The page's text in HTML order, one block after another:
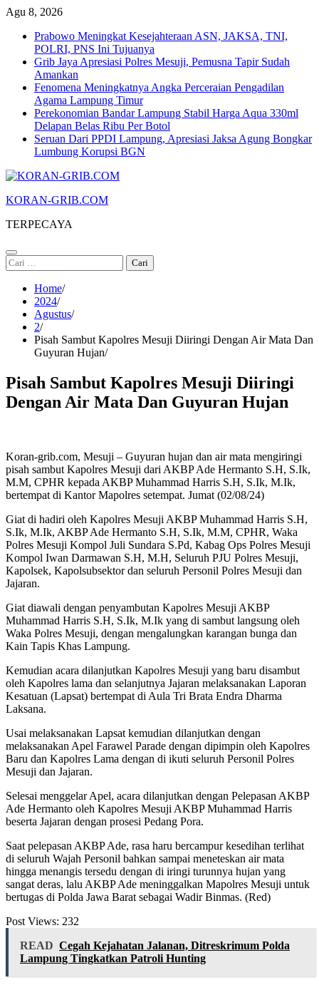
Skip
content
Agu 8, 2026
Prabowo Meningkat Kesejahteraan ASN, JAKSA, TNI,
POLRI, PNS Ini Tujuanya
Grib Jaya Apresiasi Polres Mesuji, Pemusna Tapir Sudah
Amankan
Fenomena Meningkatnya Angka Perceraian Pengadilan
Agama Lampung Timur
Perekonomian Bandar Lampung Stabil Harga Aqua 330ml
Delapan Belas Ribu Per Botol
Seruan Dari PPDI Lampung, Apresiasi Jaksa Agung Bongkar
Lumbung Korupsi BGN
KORAN-GRIB.COM
TERPECAYA
Cari
untuk:
Home
2024
Agustus
2
Pisah Sambut Kapolres Mesuji Diiringi Dengan Air Mata Dan
Guyuran Hujan
Pisah Sambut Kapolres Mesuji Diiringi
Dengan Air Mata Dan Guyuran Hujan
Koran-grib.com, Mesuji – Guyuran hujan dan air mata mengiringi
pisah sambut Kapolres Mesuji dari AKBP Ade Hermanto S.H, S.Ik,
M.M, CPHR kepada AKBP Muhammad Harris S.H, S.Ik, M.Ik,
bertempat di Kantor Mapolres setempat. Jumat (02/08/24)
Giat di hadiri oleh Kapolres Mesuji AKBP Muhammad Harris S.H,
S.Ik, M.Ik, AKBP Ade Hermanto S.H, S.Ik, M.M, CPHR, Waka
Polres Mesuji Kompol Juli Sundara S.Pd, Kabag Ops Polres Mesuji
Kompol Iwan Darmawan S.H, M.H, Seluruh PJU Polres Mesuji,
Kapolsek, Kapolsubsektor dan seluruh Personil Polres Mesuji dan
Jajaran.
Giat diawali dengan penyambutan Kapolres Mesuji AKBP
Muhammad Harris S.H, S.Ik, M.Ik yang di sambut langsung oleh
Waka Polres Mesuji, dengan mengalungkan karangan bunga dan
Kain Tapis Khas Lampung.
Kemudian acara dilanjutkan Kapolres Mesuji yang baru disambut
oleh Kapolres lama dan selanjutnya Jajaran melaksanakan Laporan
Kesatuan (Lapsat) bertempat di Aula Tri Brata Endra Dharma
Laksana.
Usai melaksanakan Lapsat kemudian dilanjutkan dengan
melaksanakan Apel Farawel Parade dengan dipimpin oleh Kapolres
Baru dan Kapolres Lama dengan di ikuti seluruh Personil Polres
Mesuji dan Jajaran.
Selesai menggelar Apel, acara dilanjutkan dengan Pelepasan AKBP
Ade Hermanto oleh Kapolres Mesuji AKBP Muhammad Harris
beserta Jajaran dengan prosesi Pedang Pora.
Saat pelepasan AKBP Ade, rasa haru bercampur kesedihan terlihat
di seluruh Wajah Personil bahkan sampai meneteskan air mata
hingga menangis tersedu dengan di iringi turunnya hujan yang
sangat deras, lalu AKBP Ade meninggalkan Mapolres Mesuji untuk
bertugas di Polda Jawa Barat sebagai Wadir Binmas. (Red)
Post Views: 232
READ Cegah Kejahatan Jalanan, Ditreskrimum Polda
Lampung Tingkatkan Patroli Hunting